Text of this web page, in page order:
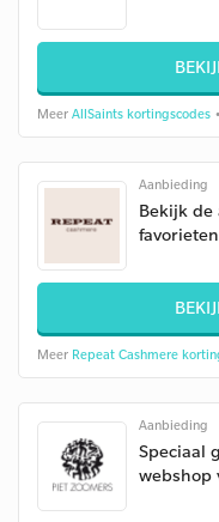
Meer AllSaints kortingscodes
Aanbieding
Bekijk de
favorieten
Meer Repeat Cashmere
Aanbieding
Speciaal
webshop